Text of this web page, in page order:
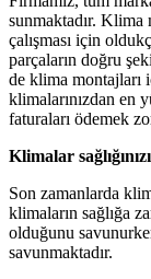
sunmaktadır. Klima
çalışması için
parçaların doğru
de klima montajları
klimalarınızdan en
faturaları ödemek
Klimalar
Son zamanlarda
klimaların sağlığa
olduğunu
savunmaktadır.